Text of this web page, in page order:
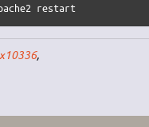
restart
,